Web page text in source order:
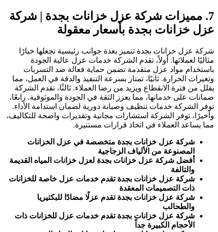
7. مميزات شركة عزل خزانات بجدة |
شركة
عزل خزانات بجدة بأسعار معقولة
شركة عزل خزانات بجدة تتميز بعدة جوانب رئيسية تجعلها خيارًا
مثاليًا لعملائها. أولاً، تقدم الشركة خدمات عزل عالية الجودة
باستخدام مواد عزل متقدمة تضمن حماية فعالة ضد التسربات
وتغيرات الحرارة. ثانيًا، تمتاز بسرعة التنفيذ والدقة في العمل، مما
يقلل من فترة الانقطاع ويزيد من رضا العملاء. ثالثًا، تقدم الشركة
ضمانات على خدماتها، مما يعزز الثقة في الجودة والموثوقية. رابعًا،
توفر الشركة خدمات تنظيف وصيانة دورية لضمان استدامة الأداء.
وأخيرًا، توفر الشركة استشارات مجانية وتقديرات واضحة للتكاليف،
مما يساعد العملاء في اتخاذ قرارات مستنيرة.
شركة عزل خزانات بجدة متخصصة في عزل الخزانات
المصنوعة من الألياف الزجاجية
أفضل شركة عزل خزانات بجدة لعزل خزانات المياه القديمة
والتالفة
شركة عزل خزانات بجدة تقدم خدمات عزل خاصة للخزانات
ذات التصميمات المعقدة
شركة عزل خزانات بجدة تقدم عزلًا مضادًا للبكتيريا
والطحالب
شركة عزل خزانات بجدة تقدم خدمات عزل للخزانات ذات
الأحجام الكبيرة جداً